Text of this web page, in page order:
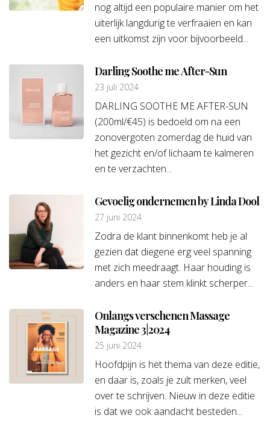
nog altijd een populaire manier om het
uiterlijk langdurig te verfraaien en kan
een uitkomst zijn voor bijvoorbeeld...
Darling Soothe me After-Sun
23 juli 2024
DARLING SOOTHE ME AFTER-SUN
(200ml/€45) is bedoeld om na een
zonovergoten zomerdag de huid van
het gezicht en/of lichaam te kalmeren
en te verzachten...
Gevoelig ondernemen by Linda Dool
27 juni 2024
Zodra de klant binnenkomt heb je al
gezien dat diegene erg veel spanning
met zich meedraagt. Haar houding is
anders en haar stem klinkt scherper...
Onlangs verschenen Massage
Magazine 3|2024
25 juni 2024
Hoofdpijn is het thema van deze editie,
en daar is, zoals je zult merken, veel
over te schrijven. Nieuw in deze editie
is dat we ook aandacht besteden...